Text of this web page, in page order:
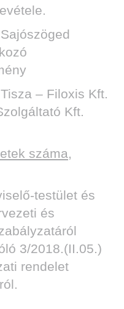
– Filoxis Kft.
Kft.
száma,
testület és
és
3/2018.(II.05.)
rendelet